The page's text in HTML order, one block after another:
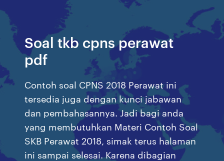
Soal tkb cpns perawat
pdf
Contoh soal CPNS 2018 Perawat ini
tersedia juga dengan kunci jabawan
dan pembahasannya. Jadi bagi anda
yang membutuhkan Materi Contoh Soal
SKB Perawat 2018, simak terus halaman
ini sampai selesai. Karena dibagian